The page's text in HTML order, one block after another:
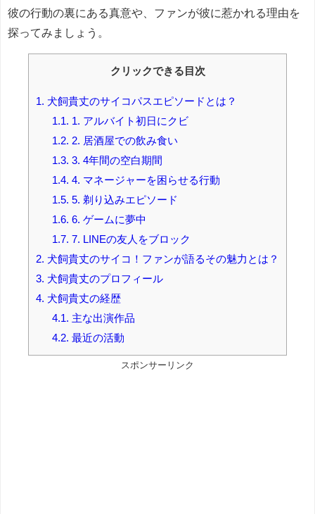
彼の行動の裏にある真意や、ファンが彼に惹かれる理由を
探ってみましょう。
クリックできる目次
1.
犬飼貴丈のサイコパスエピソードとは？
1.1.
1. アルバイト初日にクビ
1.2. 2. 居酒屋での飲み食い
1.3. 3. 4年間の空白期間
1.4. 4. マネージャーを困らせる行動
1.5. 5. 剃り込みエピソード
1.6. 6. ゲームに夢中
1.7. 7. LINEの友人をブロック
2. 犬飼貴丈のサイコ！ファンが語るその魅力とは？
3. 犬飼貴丈のプロフィール
4. 犬飼貴丈の経歴
4.1.
主な出演作品
4.2. 最近の活動
スポンサーリンク